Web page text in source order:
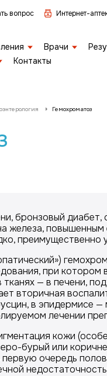
вопрос Интернет-
Врачи
Контакты
Гемохроматоз
бронзовый
повышенным
преимущественно
при котором
— в печени,
вторичная
в эпидермисе
лечении
кожи
бурый или
очередь